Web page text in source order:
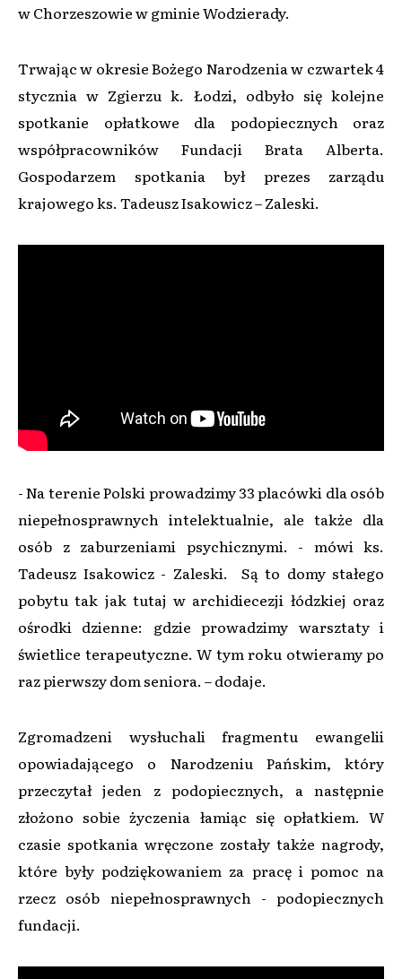
w Chorzeszowie w gminie Wodzierady.
Trwając w okresie Bożego Narodzenia w czwartek 4
stycznia w Zgierzu k. Łodzi, odbyło się kolejne
spotkanie opłatkowe dla podopiecznych oraz
współpracowników Fundacji Brata Alberta.
Gospodarzem spotkania był prezes zarządu
krajowego ks. Tadeusz Isakowicz – Zaleski.
- Na terenie Polski prowadzimy 33 placówki dla osób
niepełnosprawnych intelektualnie, ale także dla
osób z zaburzeniami psychicznymi. - mówi ks.
Tadeusz Isakowicz - Zaleski. Są to domy stałego
pobytu tak jak tutaj w archidiecezji łódzkiej oraz
ośrodki dzienne: gdzie prowadzimy warsztaty i
świetlice terapeutyczne. W tym roku otwieramy po
raz pierwszy dom seniora. – dodaje.
Zgromadzeni wysłuchali fragmentu ewangelii
opowiadającego o Narodzeniu Pańskim, który
przeczytał jeden z podopiecznych, a następnie
złożono sobie życzenia łamiąc się opłatkiem. W
czasie spotkania wręczone zostały także nagrody,
które były podziękowaniem za pracę i pomoc na
rzecz osób niepełnosprawnych - podopiecznych
fundacji.